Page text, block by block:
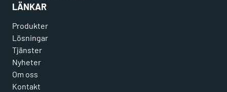
LÄNKAR
Produkter
Lösningar
Tjänster
Nyheter
Om oss
Kontakt